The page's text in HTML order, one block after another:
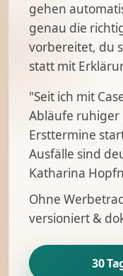
gehen
genau die
vorbereitet, du
statt mit
"Seit ich mit
Abläufe ruhiger
Ersttermine
Ausfälle sind
Katharina
Ohne
versioniert &
30